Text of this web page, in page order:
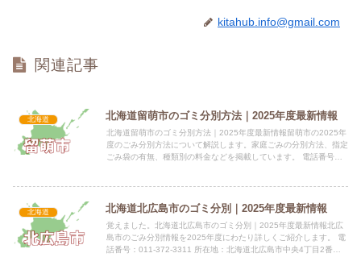
kitahub.info@gmail.com
関連記事
北海道 北海道留萌市のゴミ分別方法｜2025年度最新情報
北海道留萌市のゴミ分別方法｜2025年度最新情報留萌市の2025年
度のごみ分別方法について解説します。家庭ごみの分別方法、指定
ごみ袋の有無、種類別の料金などを掲載しています。 電話番号：
北海道 北海道北広島市のゴミ分別｜2025年度最新情報
覚えました。北海道北広島市のゴミ分別｜2025年度最新情報北広
島市のごみ分別情報を2025年度にわたり詳しくご紹介します。 電
話番号：011-372-3311 所在地：北海道北広島市中央4丁目2番地1